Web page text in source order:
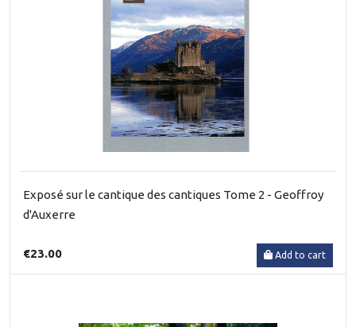
Exposé sur le cantique des cantiques Tome 2 - Geoffroy
d'Auxerre
€23.00 Add to cart